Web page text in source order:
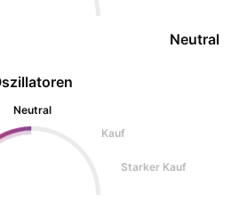
Neutral
Kauf
Starker Kauf
Neutral